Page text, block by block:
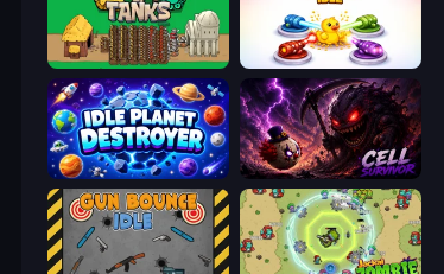
Age of Tanks Warriors: TD War Color Cannon Idle
Idle Planet Destroyer Cell Survivor